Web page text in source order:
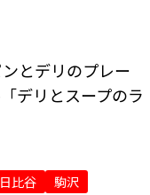
とデリのプレー
デリとスープのラ
日比谷 駒沢